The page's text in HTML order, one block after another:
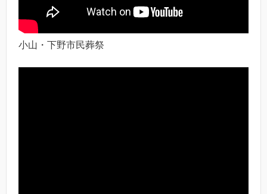
小山・下野市民葬祭